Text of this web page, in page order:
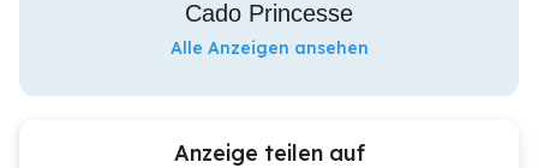
Cado Princesse
Alle Anzeigen ansehen
Anzeige teilen auf